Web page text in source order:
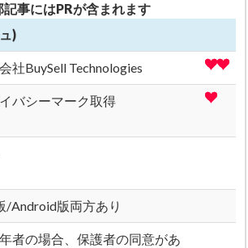
事にはPRが含まれます
)
社BuySell Technologies
バシーマーク取得
/Android版両方あり
者の場合、保護者の同意があ